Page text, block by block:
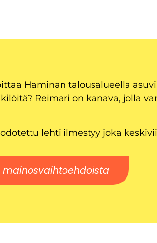
Haminan talousalueella
Reimari on kanava, jolla
lehti ilmestyy joka
mainosvaihtoehdoista